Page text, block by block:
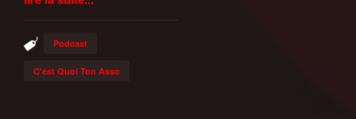
Podcast
C'est Quoi Ton Asso